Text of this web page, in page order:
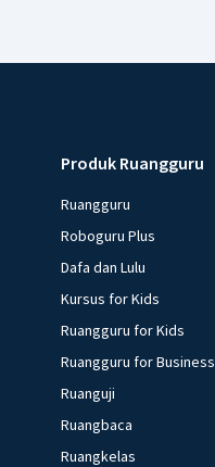
Produk Ruangguru
Ruangguru
Roboguru Plus
Dafa dan Lulu
Kursus for Kids
Ruangguru for Kids
Ruangguru for Business
Ruanguji
Ruangbaca
Ruangkelas